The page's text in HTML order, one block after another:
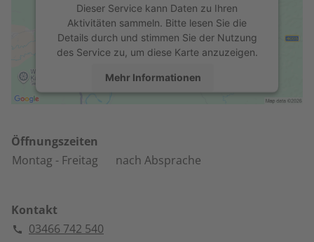
Dieser Service kann Daten zu Ihren
Aktivitäten sammeln. Bitte lesen Sie die
Details durch und stimmen Sie der Nutzung
des Service zu, um diese Karte anzuzeigen.
Mehr Informationen
powered by
Management Platform
Öffnungszeiten
Montag - Freitag nach Absprache
Kontakt
03466 742 540